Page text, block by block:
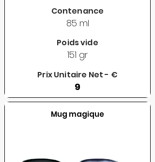
Contenance
85 ml
Poids vide
151 gr
Prix Unitaire Net - €
9
Mug magique